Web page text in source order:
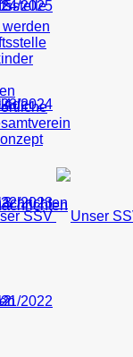
2025
2024
2023
2022